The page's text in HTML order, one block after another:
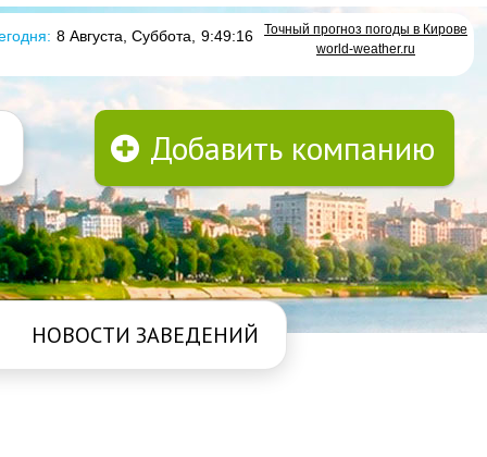
8 Августа, Суббота 9:49:16
Точный прогноз погоды в Кирове
world-weather.ru
Добавить компанию
НОВОСТИ ЗАВЕДЕНИЙ